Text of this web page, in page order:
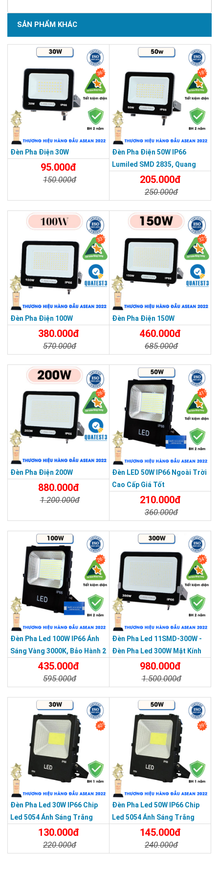
>> Xem thêm: Đèn năng lượng mặt trời sáng 12 giờ chỉ từ
An tâm mua hàng với phiếu bảo hành chính
hãng
CÔNG TY TNHH TM KT HOÀNG QUỐC BẢO
Hotline: 0937.685.000
Trụ sở chính: 126 Tân Quý, P.Tân Quý, Q.Tân Phú, TP.HCM
Thành Phố Thủ Đức.
Chi Nhánh Đồng Nai: 2394 Quốc Lộ 1K, Phường Hoá An, TP.
Biên Hoà, Tỉnh Đồng Nai
Chi Nhánh BR-VT: 477 Cách Mạng Tháng 8, P.Phước Nguyên,
TP. Bà Rịa, Vũng Tàu
Chi Nhánh Hà Nội: P914 Tòa Nhà CT4C/X2 KĐT Bắc Linh Đàm
- Hoàng Mai - Hà Nội.
SẢN PHẨM DỊCH VỤ CHẤT LƯỢNG ASEAN 2019
THƯƠNG HIỆU HÀNG ĐẦU ASEAN 2022
SẢN PHẨM CHẤT LƯỢNG - DỊCH VỤ TIN DÙNG LẦN VII - 2020
SẢN PHẨM KHÁC
36%
Đèn Pha Điện 30W
95.000đ
150.000đ
18%
Đèn Pha Điện 50W IP66
Lumiled SMD 2835, Quang
Thông 120lm/W
205.000đ
250.000đ
33%
Đèn Pha Điện 100W
380.000đ
570.000đ
32%
Đèn Pha Điện 150W
460.000đ
685.000đ
26%
Đèn Pha Điện 200W
880.000đ
1.200.000đ
41%
Đèn LED 50W IP66 Ngoài Trời
Cao Cấp Giá Tốt
210.000đ
360.000đ
26%
Đèn Pha Led 100W IP66 Ánh
Sáng Vàng 3000K, Bảo Hành 2
435.000đ
595.000đ
34%
Đèn Pha Led 11SMD-300W -
Đèn Pha Led 300W Mặt Kính
Cường Lực, Chống Thấm IP66
980.000đ
1.500.000đ
40%
Đèn Pha Led 30W IP66 Chip
Led 5054 Ánh Sáng Trắng
130.000đ
220.000đ
39%
Đèn Pha Led 50W IP66 Chip
Led 5054 Ánh Sáng Trắng
145.000đ
240.000đ